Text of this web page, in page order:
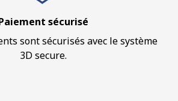
sécurisé
sont sécurisés avec le système
3D secure.